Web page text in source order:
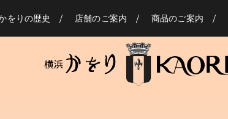
をりの歴史 店舗のご案内 商品のご案内